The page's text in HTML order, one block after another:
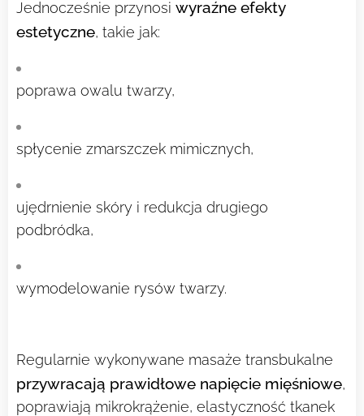
Jednocześnie przynosi wyraźne efekty
estetyczne, takie jak:
poprawa owalu twarzy,
spłycenie zmarszczek mimicznych,
ujędrnienie skóry i redukcja drugiego
podbródka,
wymodelowanie rysów twarzy.
Regularnie wykonywane masaże transbukalne
przywracają prawidłowe napięcie mięśniowe,
poprawiają mikrokrążenie, elastyczność tkanek